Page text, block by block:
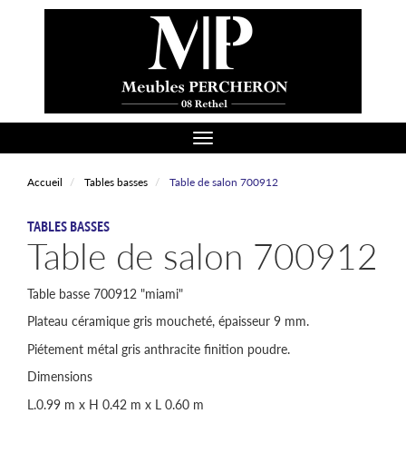
Toggle navigation
Accueil Tables basses Table de salon 700912
CATÉGORIE
TABLES BASSES
Table de salon 700912
Table basse 700912 "miami"
Plateau céramique gris moucheté, épaisseur 9 mm.
Piétement métal gris anthracite finition poudre.
Dimensions
L.0.99 m x H 0.42 m x L 0.60 m